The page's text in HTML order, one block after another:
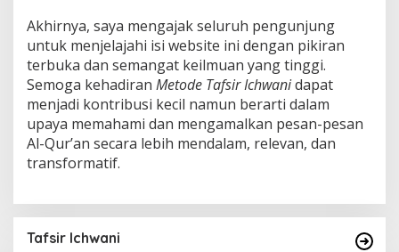
Akhirnya, saya mengajak seluruh pengunjung
untuk menjelajahi isi website ini dengan pikiran
terbuka dan semangat keilmuan yang tinggi.
Semoga kehadiran Metode Tafsir Ichwanidapat
menjadi kontribusi kecil namun berarti dalam
upaya memahami dan mengamalkan pesan-pesan
Al-Qur’an secara lebih mendalam, relevan, dan
transformatif.
Tafsir Ichwani